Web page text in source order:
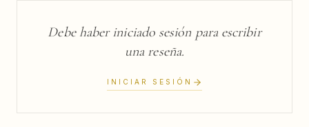
Debe haber iniciado sesión para escribir
una reseña.
INICIAR SESIÓN